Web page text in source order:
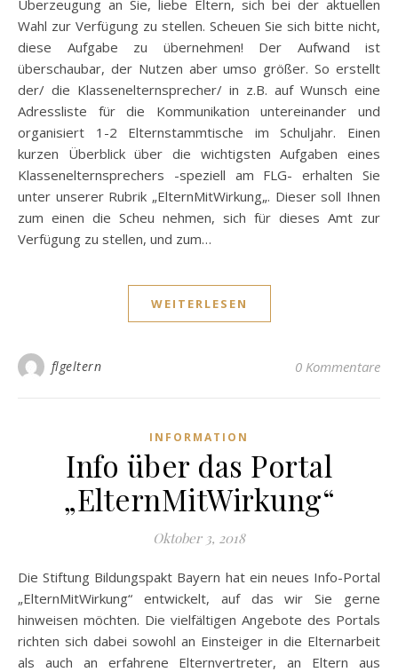
Überzeugung an Sie, liebe Eltern, sich bei der aktuellen
Wahl zur Verfügung zu stellen. Scheuen Sie sich bitte nicht,
diese Aufgabe zu übernehmen! Der Aufwand ist
überschaubar, der Nutzen aber umso größer. So erstellt
der/ die Klassenelternsprecher/ in z.B. auf Wunsch eine
Adressliste für die Kommunikation untereinander und
organisiert 1-2 Elternstammtische im Schuljahr. Einen
kurzen Überblick über die wichtigsten Aufgaben eines
Klassenelternsprechers -speziell am FLG- erhalten Sie
unter unserer Rubrik „ElternMitWirkung„. Dieser soll Ihnen
zum einen die Scheu nehmen, sich für dieses Amt zur
Verfügung zu stellen, und zum…
WEITERLESEN
flgeltern 0 Kommentare
INFORMATION
Info über das Portal
„ElternMitWirkung“
Oktober 3, 2018
Die Stiftung Bildungspakt Bayern hat ein neues Info-Portal
„ElternMitWirkung“ entwickelt, auf das wir Sie gerne
hinweisen möchten. Die vielfältigen Angebote des Portals
richten sich dabei sowohl an Einsteiger in die Elternarbeit
als auch an erfahrene Elternvertreter, an Eltern aus